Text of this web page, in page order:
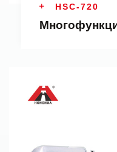
HSC-720